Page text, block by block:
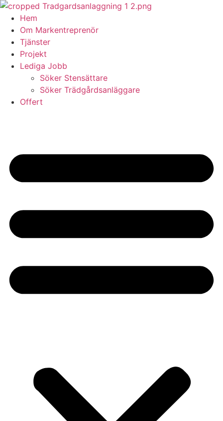
Skip
content
Hem
Om Markentreprenör
Tjänster
Projekt
Lediga Jobb
Söker Stensättare
Söker Trädgårdsanläggare
Offert